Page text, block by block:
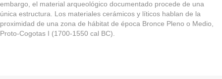
embargo, el material arqueológico documentado procede de una
única estructura. Los materiales cerámicos y líticos hablan de la
proximidad de una zona de hábitat de época Bronce Pleno o Medio,
Proto-Cogotas I (1700-1550 cal BC).